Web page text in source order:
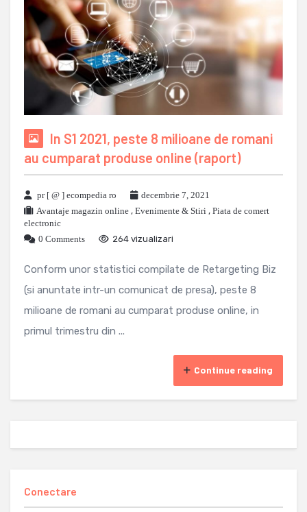
In S1 2021, peste 8 milioane de romani
au cumparat produse online (raport)
pr [ @ ] ecompedia ro
decembrie 7, 2021
Avantaje magazin online , Evenimente & Stiri , Piata de comert
electronic
0 Comments
264 vizualizari
Conform unor statistici compilate de Retargeting Biz
(si anuntate intr-un comunicat de presa), peste 8
milioane de romani au cumparat produse online, in
primul trimestru din ...
Continue reading
Conectare